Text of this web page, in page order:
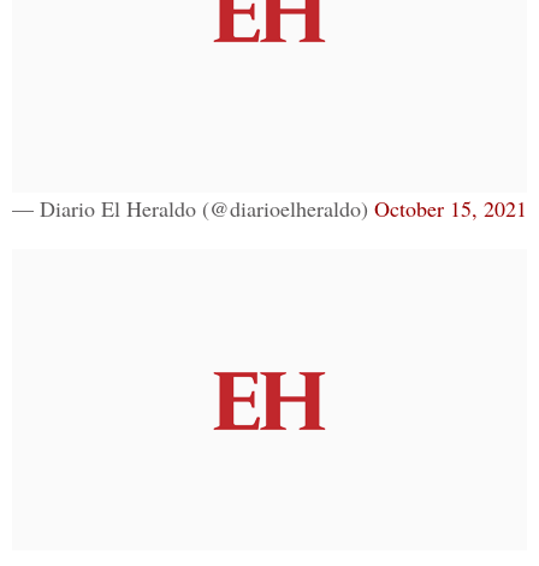
— Diario El Heraldo (@diarioelheraldo) October 15, 2021